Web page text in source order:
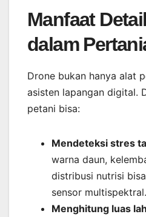
Manfaat
dalam
Drone bukan hanya alat
asisten lapangan digital.
petani bisa:
Mendeteksi stres
warna daun,
distribusi nutrisi
sensor multispektral.
Menghitung luas